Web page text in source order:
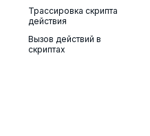
Трассировка скрипта
действия
Вызов действий в
скриптах